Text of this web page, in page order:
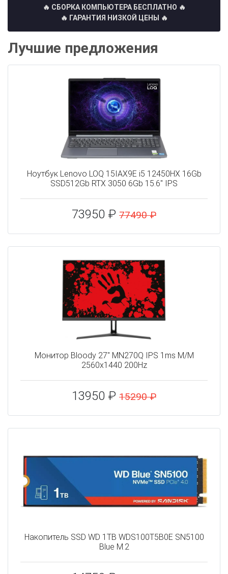
🔥 СБОРКА КОМПЬЮТЕРА БЕСПЛАТНО 🔥
🔥 ГАРАНТИЯ НИЗКОЙ ЦЕНЫ 🔥
Лучшие предложения
Ноутбук Lenovo LOQ 15IAX9E i5 12450HX 16Gb
SSD512Gb RTX 3050 6Gb 15.6" IPS
73950 ₽ 77490 ₽
Монитор Bloody 27" MN270Q IPS 1ms M/M
2560x1440 200Hz
13950 ₽ 15290 ₽
Накопитель SSD WD 1TB WDS100T5B0E SN5100
Blue M.2